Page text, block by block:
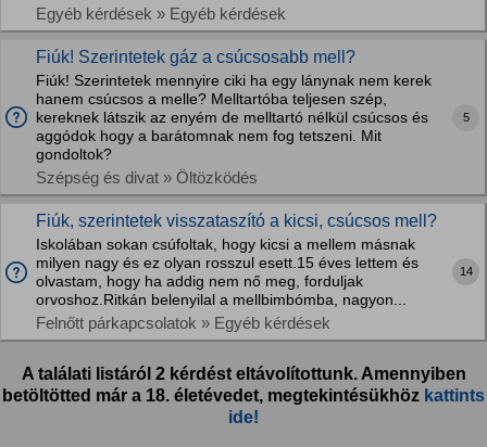
Egyéb kérdések » Egyéb kérdések
Fiúk! Szerintetek gáz a csúcsosabb mell?
Fiúk! Szerintetek mennyire ciki ha egy lánynak nem kerek
hanem csúcsos a melle? Melltartóba teljesen szép,
kereknek látszik az enyém de melltartó nélkül csúcsos és
aggódok hogy a barátomnak nem fog tetszeni. Mit
gondoltok?
Szépség és divat » Öltözködés
5
Fiúk, szerintetek visszataszító a kicsi, csúcsos mell?
Iskolában sokan csúfoltak, hogy kicsi a mellem másnak
milyen nagy és ez olyan rosszul esett.15 éves lettem és
olvastam, hogy ha addig nem nő meg, forduljak
orvoshoz.Ritkán belenyilal a mellbimbómba, nagyon...
Felnőtt párkapcsolatok » Egyéb kérdések
14
A találati listáról 2 kérdést eltávolítottunk. Amennyiben
betöltötted már a 18. életévedet, megtekintésükhöz kattints
ide!